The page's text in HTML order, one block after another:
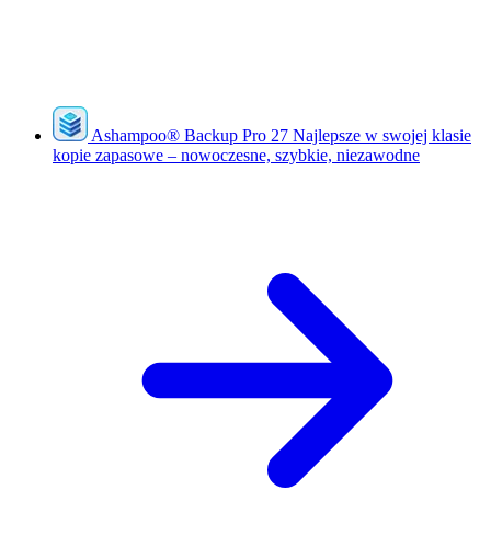
Ashampoo® Backup Pro 27 Najlepsze w swojej klasie
kopie zapasowe – nowoczesne, szybkie, niezawodne